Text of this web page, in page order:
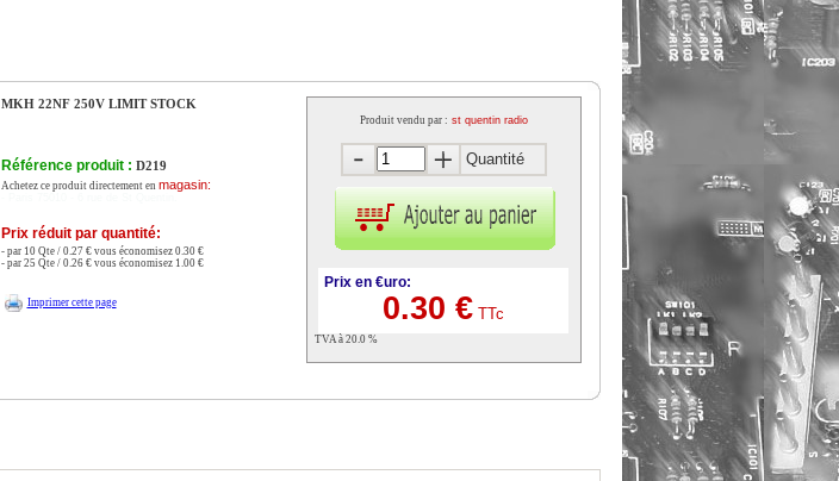
MKH 22NF 250V LIMIT STOCK
Référence produit : D219
Achetez ce produit directement en magasin:
Prix réduit par quantité:
- par 10 Qte / 0.27 € vous économisez 0.30 €
- par 25 Qte / 0.26 € vous économisez 1.00 €
Imprimer cette page
Produit vendu par : st quentin radio
Quantité
Prix en €uro:
0.30 € TTc
TVA à 20.0 %